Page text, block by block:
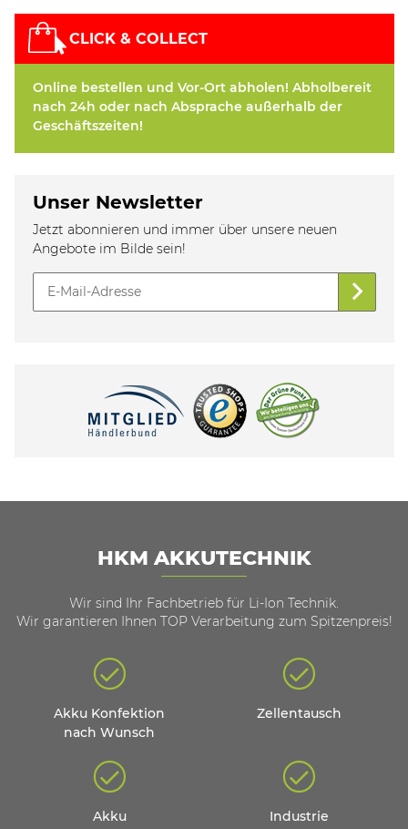
CLICK & COLLECT
Online bestellen und Vor-Ort abholen! Abholbereit
nach 24h oder nach Absprache außerhalb der
Geschäftszeiten!
Unser Newsletter
Jetzt abonnieren und immer über unsere neuen
Angebote im Bilde sein!
HKM AKKUTECHNIK
Wir sind Ihr Fachbetrieb für Li-Ion Technik.
Wir garantieren Ihnen TOP Verarbeitung zum Spitzenpreis!
Akku Konfektion
nach Wunsch
Zellentausch
Akku
Industrie